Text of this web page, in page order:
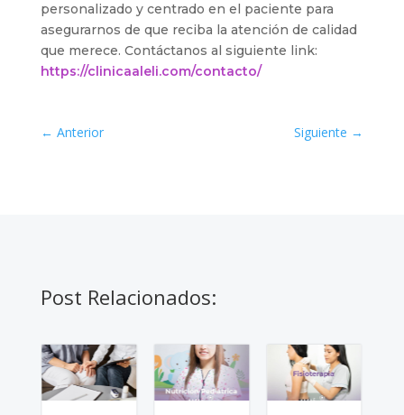
personalizado y centrado en el paciente para
asegurarnos de que reciba la atención de calidad
que merece. Contáctanos al siguiente link:
https://clinicaaleli.com/contacto/
← Anterior Siguiente →
Post Relacionados: